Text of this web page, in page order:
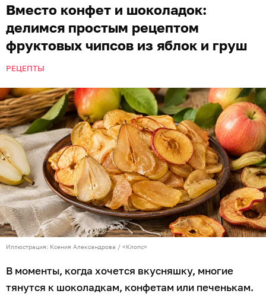
Вместо конфет и шоколадок:
делимся простым рецептом
фруктовых чипсов из яблок и груш
РЕЦЕПТЫ
Иллюстрация: Ксения Александрова / «Клопс»
В моменты, когда хочется вкусняшку, многие
тянутся к шоколадкам, конфетам или печенькам.